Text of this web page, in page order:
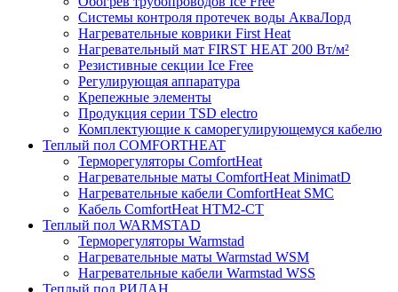
Системы контроля протечек воды АкваЛорд
Нагревательные коврики First Heat
Нагревательный мат FIRST HEAT 200 Вт/м²
Резистивные секции Ice Free
Регулирующая аппаратура
Крепежные элементы
Продукция серии TSD electro
Комплектующие к саморегулирующемуся кабелю
Теплый пол COMFORTHEAT
Терморегуляторы ComfortHeat
Нагревательные маты ComfortHeat MinimatD
Нагревательные кабели ComfortHeat SMC
Кабель ComfortHeat HTM2-CT
Теплый пол WARMSTAD
Терморегуляторы Warmstad
Нагревательные маты Warmstad WSM
Нагревательные кабели Warmstad WSS
Теплый пол РИДАН